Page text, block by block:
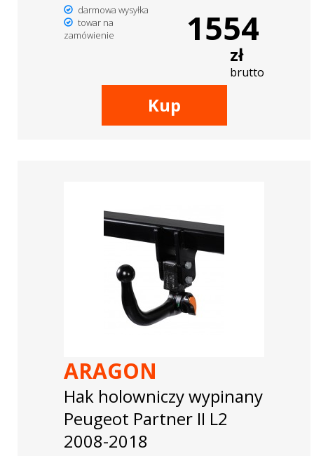
darmowa wysyłka
towar na
zamówienie
1554
zł
brutto
Kup
ARAGON
Hak holowniczy wypinany
Peugeot Partner II L2
2008-2018